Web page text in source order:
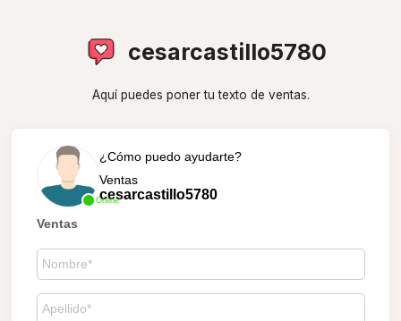
cesarcastillo5780
Aquí puedes poner tu texto de ventas.
Online
¿Cómo puedo ayudarte?
Ventas
cesarcastillo5780
Ventas